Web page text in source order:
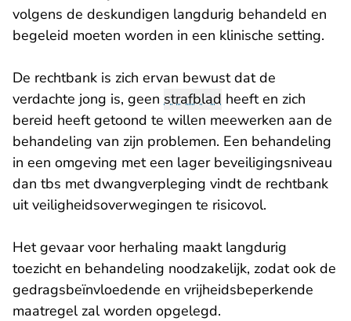
volgens de deskundigen langdurig behandeld en
begeleid moeten worden in een klinische setting.
De rechtbank is zich ervan bewust dat de
verdachte jong is, geen strafblad heeft en zich
bereid heeft getoond te willen meewerken aan de
behandeling van zijn problemen. Een behandeling
in een omgeving met een lager beveiligingsniveau
dan tbs met dwangverpleging vindt de rechtbank
uit veiligheidsoverwegingen te risicovol.
Het gevaar voor herhaling maakt langdurig
toezicht en behandeling noodzakelijk, zodat ook de
gedragsbeïnvloedende en vrijheidsbeperkende
maatregel zal worden opgelegd.